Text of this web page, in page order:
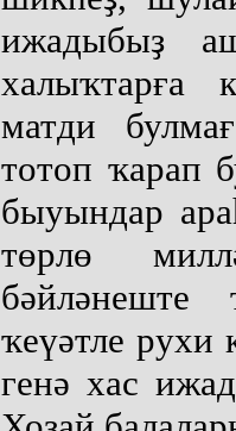
ижадыбыҙ
халыҡтарға
матди
тотоп ҡарап
быуындар
төрлө
ҡеүәтле рухи
генә хас